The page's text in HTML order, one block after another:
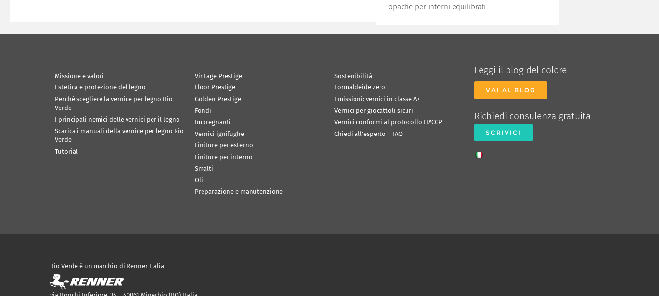
opache per interni equilibrati.
Missione e valori
Estetica e protezione del legno
Perché scegliere la vernice per legno Rio
Verde
I principali nemici delle vernici per il legno
Scarica i manuali della vernice per legno Rio
Verde
Tutorial
Vintage Prestige
Floor Prestige
Golden Prestige
Fondi
Impregnanti
Vernici ignifughe
Finiture per esterno
Finiture per interno
Smalti
Oli
Preparazione e manutenzione
Sostenibilità
Formaldeide zero
Emissioni: vernici in classe A+
Vernici per giocattoli sicuri
Vernici conformi al protocollo HACCP
Chiedi all’esperto – FAQ
Leggi il blog del colore
VAI AL BLOG
Richiedi consulenza gratuita
SCRIVICI
Rio Verde è un marchio di Renner Italia